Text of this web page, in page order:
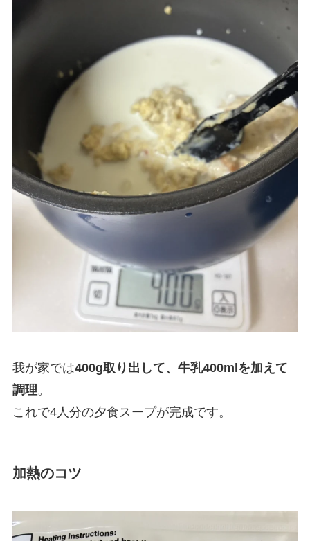
我が家では400g取り出して、牛乳400mlを加えて
調理。
これで4人分の夕食スープが完成です。
加熱のコツ